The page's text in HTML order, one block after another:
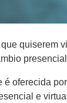
quiserem
é oferecida
e